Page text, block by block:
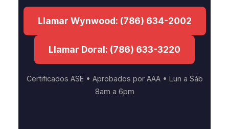
Llamar Wynwood: (786) 634-2002
Llamar Doral: (786) 633-3220
Certificados ASE • Aprobados por AAA • Lun a Sáb
8am a 6pm